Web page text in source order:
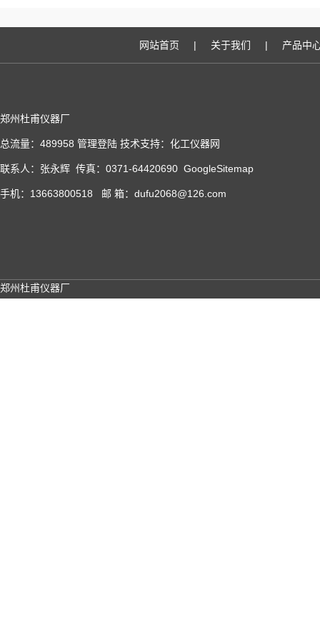
网站首页 | 关于我们 | 产品中
郑州杜甫仪器厂
总流量：489958 管理登陆 技术支持： 化工仪器网
联系人：张永辉 传真：0371-64420690 GoogleSitemap
手机：13663800518 邮 箱：dufu2068@126.com
郑州杜甫仪器厂